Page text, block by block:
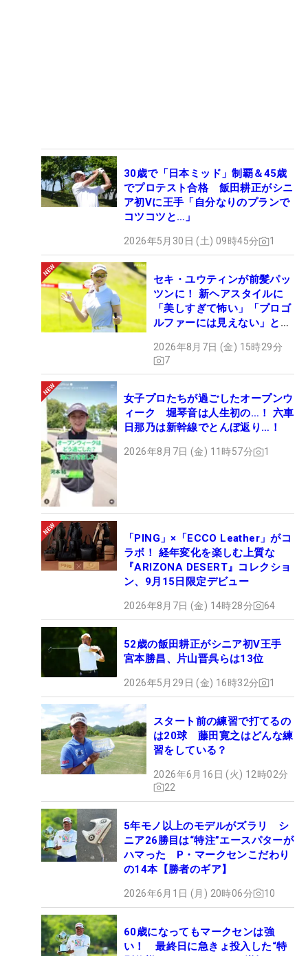
30歳で「日本ミッド」制覇＆45歳
でプロテスト合格 飯田耕正がシニ
ア初Vに王手「自分なりのプランで
コツコツと…」
2026年5月30日 (土) 09時45分 1
セキ・ユウティンが前髪パッ
ツンに！ 新ヘアスタイルに
「美しすぎて怖い」「プロゴ
ルファーには見えない」とコ
2026年8月7日 (金) 15時29分
7
女子プロたちが過ごしたオープンウ
ィーク 堀琴音は人生初の…！ 六車
日那乃は新幹線でとんぼ返り…！
2026年8月7日 (金) 11時57分 1
「PING」×「ECCO Leather」がコ
ラボ！ 経年変化を楽しむ上質な
『ARIZONA DESERT』コレクショ
ン、9月15日限定デビュー
2026年8月7日 (金) 14時28分 64
52歳の飯田耕正がシニア初V王手
宮本勝昌、片山晋呉らは13位
2026年5月29日 (金) 16時32分 1
スタート前の練習で打てるの
は20球 藤田寛之はどんな練
習をしている？
2026年6月16日 (火) 12時02分
22
5年モノ以上のモデルがズラリ シ
ニア26勝目は“特注”エースパターが
ハマった P・マークセンこだわり
の14本【勝者のギア】
2026年6月1日 (月) 20時06分 10
60歳になってもマークセンは強
い！ 最終日に急きょ投入した“特